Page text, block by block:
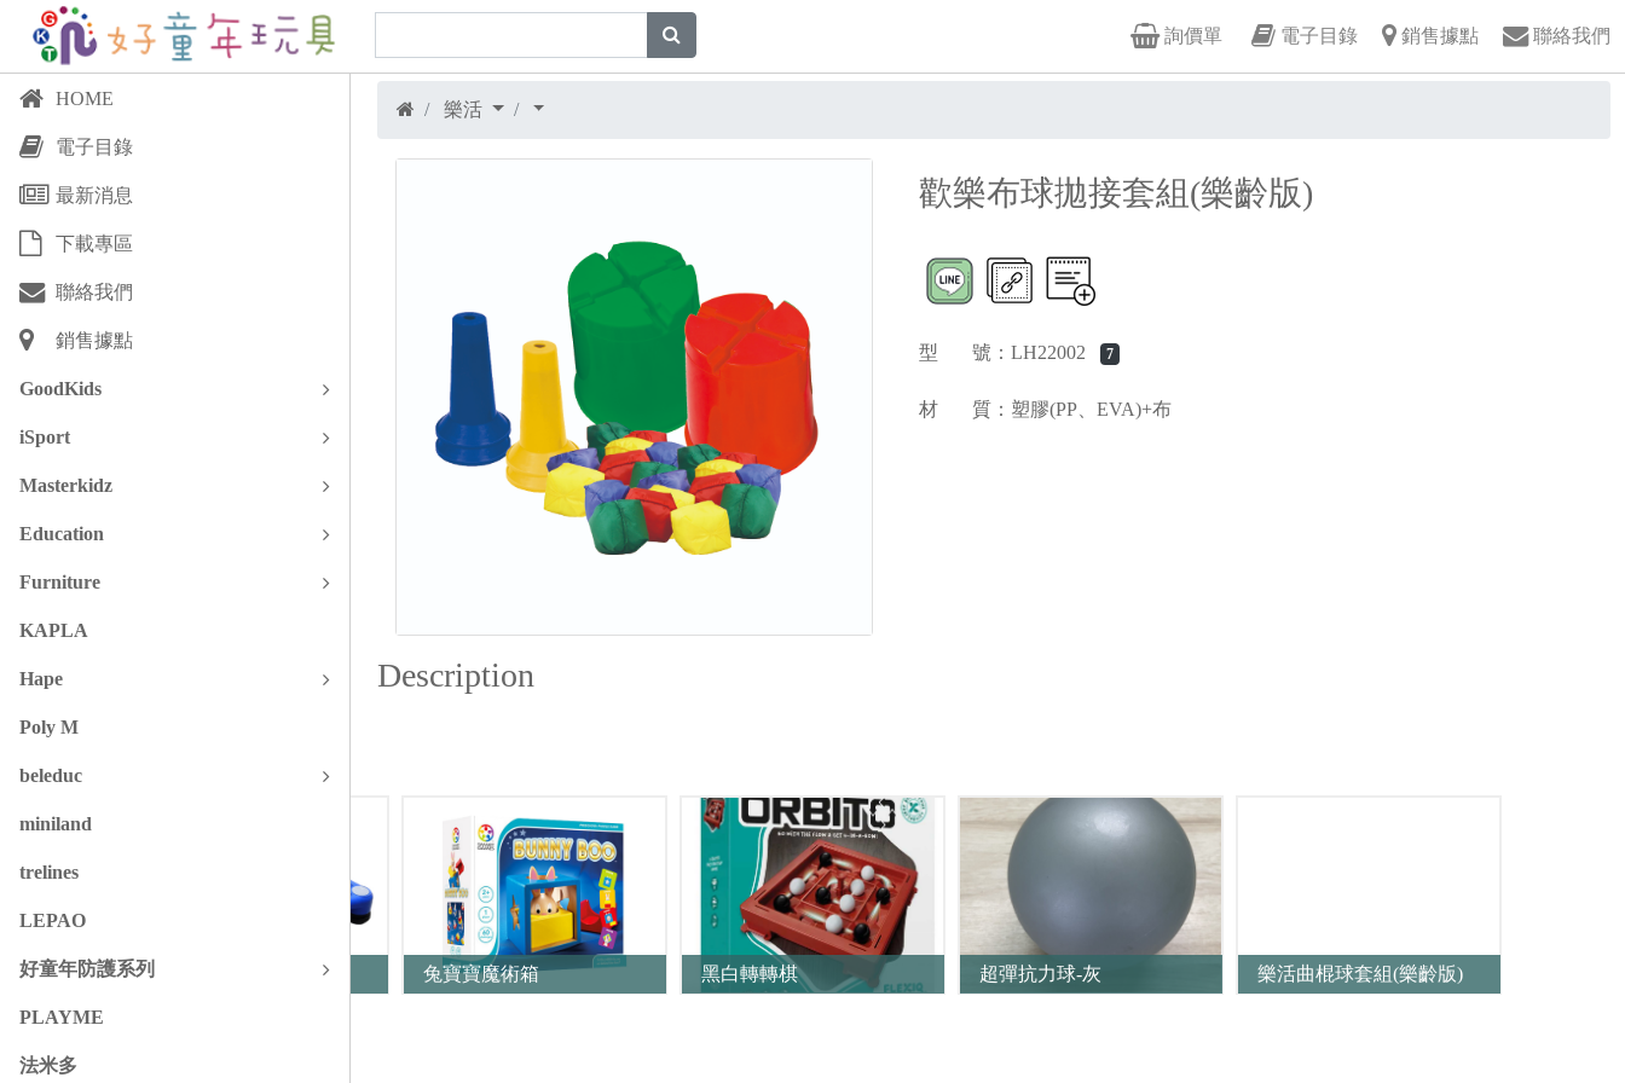
詢價單 電子目錄 銷售據點 聯絡我們
HOME
電子目錄
最新消息
下載專區
聯絡我們
銷售據點
GoodKids
iSport
Masterkidz
Education
Furniture
KAPLA
Hape
Poly M
beleduc
miniland
trelines
LEPAO
好童年防護系列
PLAYME
法米多
樂活
歡樂布球拋接套組(樂齡版)
型 號：LH22002 7
材 質：塑膠(PP、EVA)+布
Description
iSport 彈跳踏板 兔寶寶魔術箱 黑白轉轉棋 超彈抗力球-灰 樂活曲棍球套組(樂齡版)